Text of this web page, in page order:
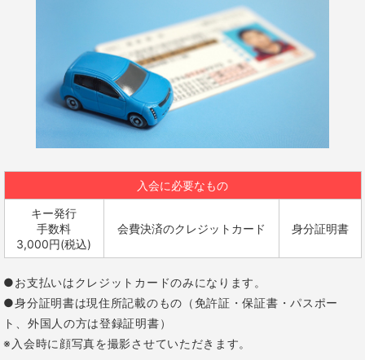
入会に必要なもの
キー発行
手数料
3,000円(税込)
会費決済のクレジットカード 身分証明書
●お支払いはクレジットカードのみになります。
●身分証明書は現住所記載のもの（免許証・保証書・パスポー
ト、外国人の方は登録証明書）
※入会時に顔写真を撮影させていただきます。